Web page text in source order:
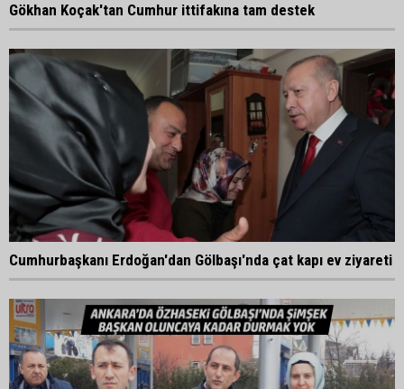
Gökhan Koçak'tan Cumhur ittifakına tam destek
Cumhurbaşkanı Erdoğan'dan Gölbaşı'nda çat kapı ev ziyareti